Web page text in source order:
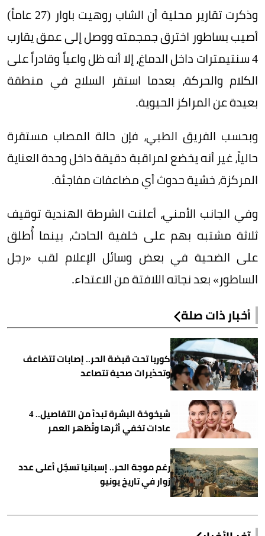
وذكرت تقارير محلية أن الشاب روهيت باوار (27 عاماً)
أصيب بساطور اخترق جمجمته ووصل إلى عمق يقارب
4 سنتيمترات داخل الدماغ، إلا أنه ظل واعياً وقادراً على
الكلام والحركة، بعدما استقر السلاح في منطقة
بعيدة عن المراكز الحيوية.
وبحسب الفريق الطبي، فإن حالة المصاب مستقرة
حالياً، غير أنه يخضع لمراقبة دقيقة داخل وحدة العناية
المركزة، خشية حدوث أي مضاعفات مفاجئة.
وفي الجانب الأمني، أعلنت الشرطة الهندية توقيف
ثلاثة مشتبه بهم على خلفية الحادث، بينما أُطلق
على الضحية في بعض وسائل الإعلام لقب «رجل
الساطور» بعد نجاته اللافتة من الاعتداء.
أخبار ذات صلة
كوريا تحت قبضة الحر.. إصابات تتضاعف
وتحذيرات صحية تتصاعد
شيخوخة البشرة تبدأ من التفاصيل.. 4
عادات تخفي أثرها وتُظهر العمر
رغم موجة الحر.. إسبانيا تسجّل أعلى عدد
زوار في تاريخ يونيو